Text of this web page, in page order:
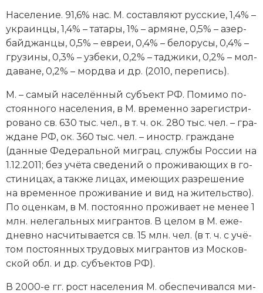
На­се­ле­ние. 91,6% нас. М. со­став­ля­ют рус­ские, 1,4% –
ук­ра­ин­цы, 1,4% – та­та­ры, 1% – ар­мя­не, 0,5% – азер­
бай­джан­цы, 0,5% – ев­реи, 0,4% – бе­ло­ру­сы, 0,4% –
гру­зи­ны, 0,3% – уз­бе­ки, 0,2% – тад­жи­ки, 0,2% – мол­
да­ва­не, 0,2% – морд­ва и др. (2010, пе­ре­пись).
М. – са­мый на­се­лён­ный субъ­ект РФ. По­ми­мо по­
сто­ян­но­го на­се­ле­ния, в М. вре­мен­но за­ре­ги­ст­ри­
ро­ва­но св. 630 тыс. чел., в т. ч. ок. 280 тыс. чел. – гра­
ж­да­не РФ, ок. 360 тыс. чел. – иностр. гра­ж­да­не
(дан­ные Фе­де­раль­ной ми­грац. служ­бы Рос­сии на
1.12.2011; без учё­та све­де­ний о про­жи­ваю­щих в го­
сти­ни­цах, а также лицах, имею­щих раз­ре­ше­ние
на вре­мен­ное про­жи­ва­ние и вид на жи­тель­ст­во).
По оцен­кам, в М. по­сто­ян­но про­жи­ва­ет не ме­нее 1
млн. не­ле­галь­ных ми­гран­тов. В це­лом в М. еже­
днев­но на­счи­ты­ва­ет­ся св. 15 млн. чел. (в т. ч. с учё­
том по­сто­ян­ных тру­до­вых ми­гран­тов из Мос­ков­
ской обл. и др. субъ­ек­тов РФ).
В 2000-е гг. рост на­се­ле­ния М. обес­пе­чи­вал­ся ми­